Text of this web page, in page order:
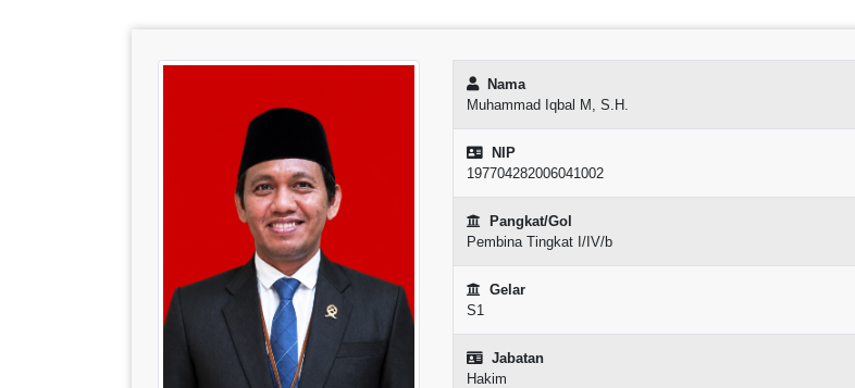
Nama
Muhammad Iqbal M, S.H.
NIP
197704282006041002
Pangkat/Gol
Pembina Tingkat I/IV/b
Gelar
S1
Jabatan
Hakim